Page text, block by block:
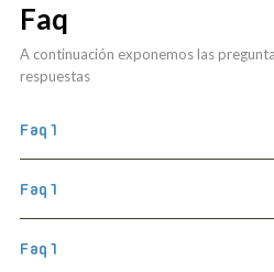
Faq
A continuación exponemos las
respuestas
Faq1
Faq1
Faq1